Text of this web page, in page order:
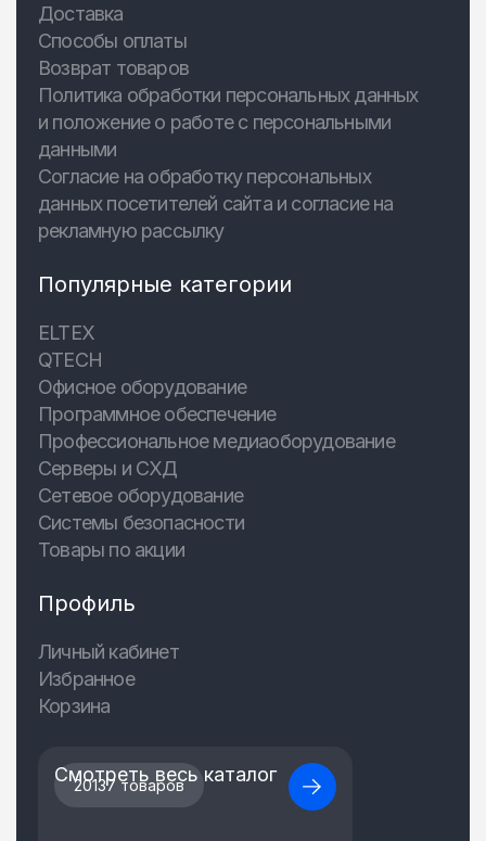
Доставка
Способы оплаты
Возврат товаров
Политика обработки персональных данных
и положение о работе с персональными
данными
Согласие на обработку персональных
данных посетителей сайта и согласие на
рекламную рассылку
Популярные категории
ELTEX
QTECH
Офисное оборудование
Программное обеспечение
Профессиональное медиаоборудование
Серверы и СХД
Сетевое оборудование
Системы безопасности
Товары по акции
Профиль
Личный кабинет
Избранное
Корзина
20137 товаров
Смотреть весь каталог